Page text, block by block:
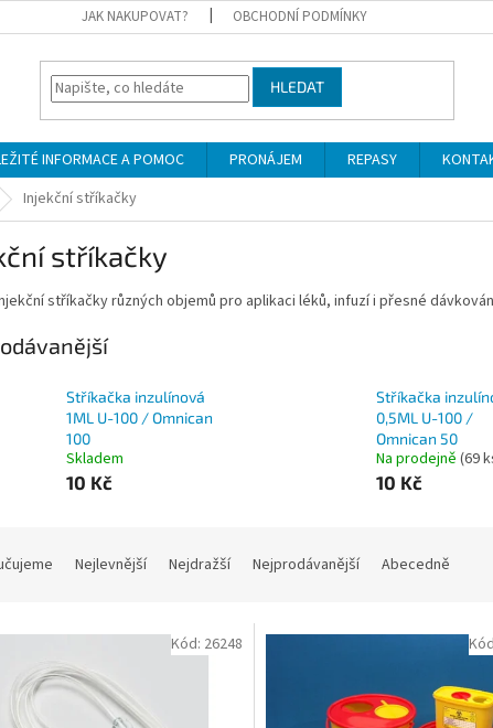
JAK NAKUPOVAT? OBCHODNÍ PODMÍNKY
HLEDAT
INFORMACE A POMOC PRONÁJEM REPASY
Injekční stříkačky
stříkačky
stříkačky různých objemů pro aplikaci léků, infuzí i přesné
Stříkačka inzulínová
1ML U-100 / Omnican
100
Skladem
10 Kč
Stříkačka
0,5ML U-100 /
Omnican 50
Na prodejně (69
10 Kč
Nejlevnější Nejdražší Nejprodávanější Abecedně
Kód: 26248